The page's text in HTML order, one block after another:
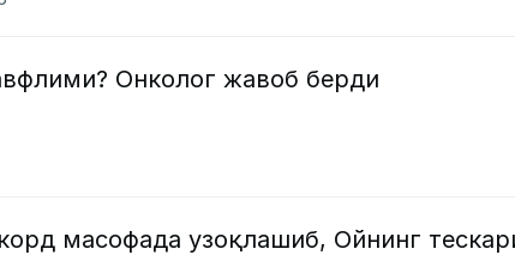
Онколог жавоб берди
масофада узоқлашиб, Ойнинг